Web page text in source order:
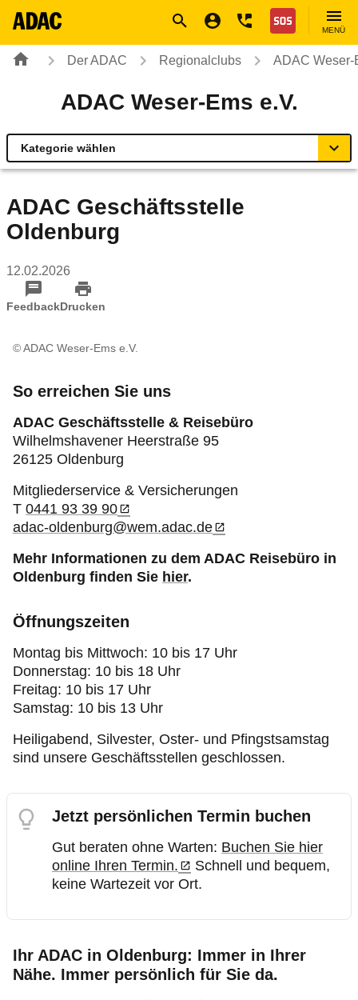
Nothilfe
MENÜ
Der ADAC Regionalclubs ADAC Weser-
ADAC Weser-Ems e.V.
Kategorie wählen
Geschäftsstellen & Reisebüros
Mobilität & Sicherheit
ADAC Geschäftsstelle
Oldenburg
12.02.2026
FeedbackDrucken
© ADAC Weser-Ems e.V.
So erreichen Sie uns
ADAC Geschäftsstelle & Reisebüro
Wilhelmshavener Heerstraße 95
26125 Oldenburg
Mitgliederservice & Versicherungen
T 0441 93 39 90
adac-oldenburg@wem.adac.de
Mehr Informationen zu dem ADAC Reisebüro in
Oldenburg finden Sie hier.
Öffnungszeiten
Montag bis Mittwoch: 10 bis 17 Uhr
Donnerstag: 10 bis 18 Uhr
Freitag: 10 bis 17 Uhr
Samstag: 10 bis 13 Uhr
Heiligabend, Silvester, Oster- und Pfingstsamstag
sind unsere Geschäftsstellen geschlossen.
Jetzt persönlichen Termin buchen
Gut beraten ohne Warten: Buchen Sie hier
online Ihren Termin.
Schnell und bequem,
keine Wartezeit vor Ort.
Ihr ADAC in Oldenburg: Immer in Ihrer
Nähe. Immer persönlich für Sie da.